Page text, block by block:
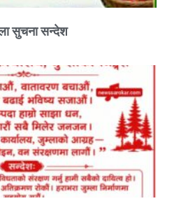
सुचना सन्देश